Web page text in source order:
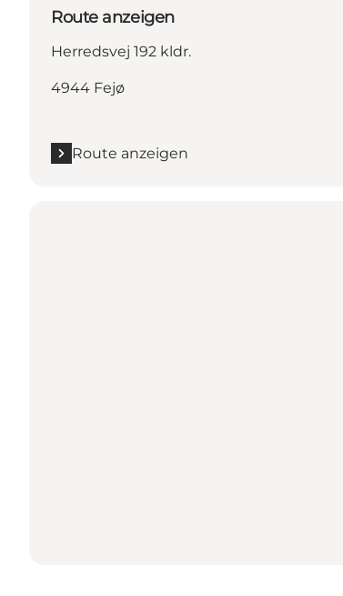
Route anzeigen
Herredsvej 192 kldr.
4944 Fejø
Route anzeigen